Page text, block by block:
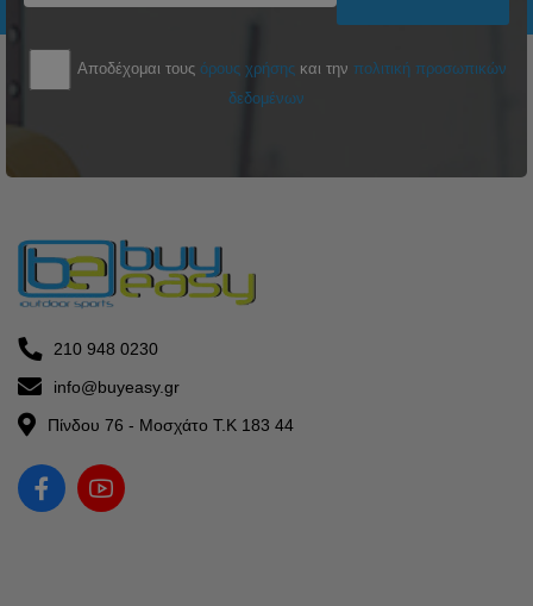
Αποδέχομαι τους όρους χρήσης και την πολιτική προσωπικών
δεδομένων
210 948 0230
info@buyeasy.gr
Πίνδου 76 - Μοσχάτο Τ.Κ 183 44